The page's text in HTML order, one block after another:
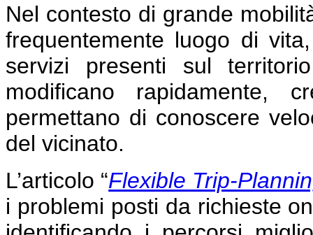
Nel contesto di grande
frequentemente luogo di
servizi presenti sul
modificano rapidamente,
permettano di conoscere
del vicinato.
L’articolo “Flexible Trip-
i problemi posti da richieste